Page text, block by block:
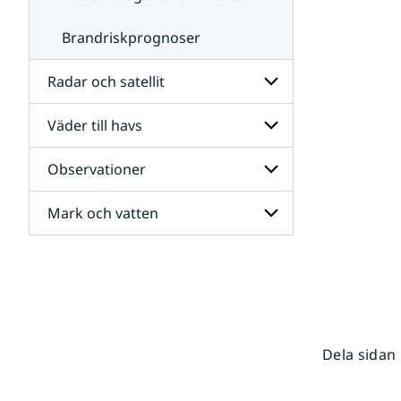
Brandriskprognoser
Radar och satellit
Undersidor
för
Radar
och
satellit
Väder till havs
Undersidor
för
Väder
till
havs
Observationer
Undersidor
för
Mark och vatten
Dela sidan